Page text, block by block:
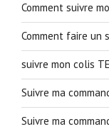
Comment suivre
Comment faire un
suivre mon colis
Suivre ma
Suivre ma